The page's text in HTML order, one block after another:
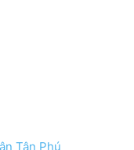
Tân Phú